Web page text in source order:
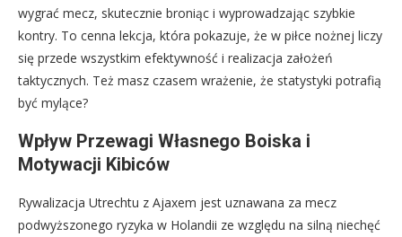
wygrać mecz, skutecznie broniąc i wyprowadzając szybkie
kontry. To cenna lekcja, która pokazuje, że w piłce nożnej liczy
się przede wszystkim efektywność i realizacja założeń
taktycznych. Też masz czasem wrażenie, że statystyki potrafią
być mylące?
Wpływ Przewagi Własnego Boiska i
Motywacji Kibiców
Rywalizacja Utrechtu z Ajaxem jest uznawana za mecz
podwyższonego ryzyka w Holandii ze względu na silną niechęć